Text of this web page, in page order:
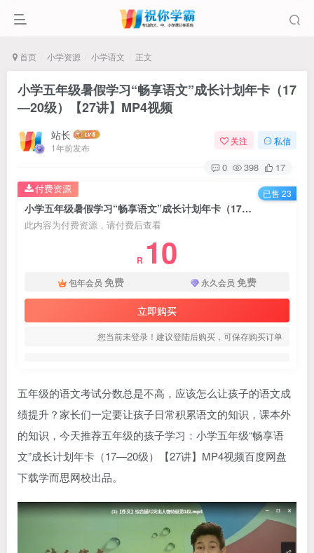
首页 小学资源 小学语文 正文
小学五年级暑假学习“畅享语文”成长计划年卡（17
—20级）【27讲】MP4视频
站长
1年前发布
关注 私信
0 398 17
小学五年级暑假学习“畅享语文”成长计划年卡（17—20级）【27讲】MP4视频
此内容为付费资源，请付费后查看
R 10
包年会员 免费 永久会员 免费
立即购买
您当前未登录！建议登陆后购买，可保存购买订单
付费资源 已售 23
五年级的语文考试分数总是不高，应该怎么让孩子的语文成
绩提升？家长们一定要让孩子日常积累语文的知识，课本外
的知识，今天推荐五年级的孩子学习：小学五年级“畅享语
文”成长计划年卡（17—20级）【27讲】MP4视频百度网盘
下载学而思网校出品。